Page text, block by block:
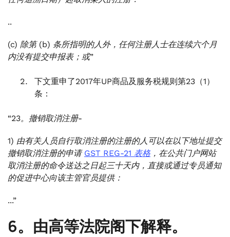
..
(c) 除第 (b) 条所指明的人外，任何注册人士在连续六个月
内没有提交申报表；或”
下文重申了2017年UP商品及服务税规则第23（1）
条：
“23。撤销取消注册-
1) 由有关人员自行取消注册的注册的人可以在以下地址提交
撤销取消注册的申请 GST REG-21 表格，在公共门户网站
取消注册的命令送达之日起三十天内，直接或通过专员通知
的促进中心向该主管官员提供：
...”
6。由高等法院阁下解释。